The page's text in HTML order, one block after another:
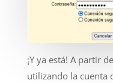
¡Y ya está! A partir
utilizando la cuenta